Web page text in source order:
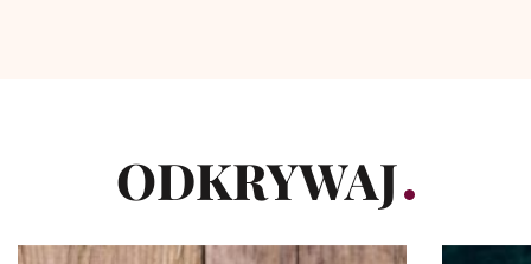
ODKRYWAJ